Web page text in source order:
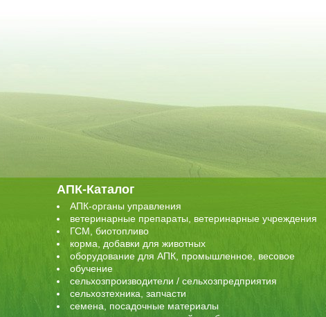
АПК-Каталог
АПК-органы управления
ветеринарные препараты, ветеринарные учреждения
ГСМ, биотопливо
корма, добавки для животных
оборудование для АПК, промышленное, весовое
обучение
сельхозпроизводители / сельхозпредприятия
сельхозтехника, запчасти
семена, посадочные материалы